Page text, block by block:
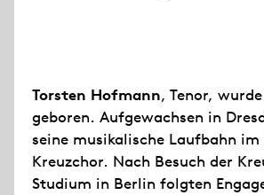
Torsten Hofmann, Tenor,
geboren. Aufgewachsen in
seine musikalische Laufbahn im
Kreuzchor. Nach Besuch der
Studium in Berlin folgten